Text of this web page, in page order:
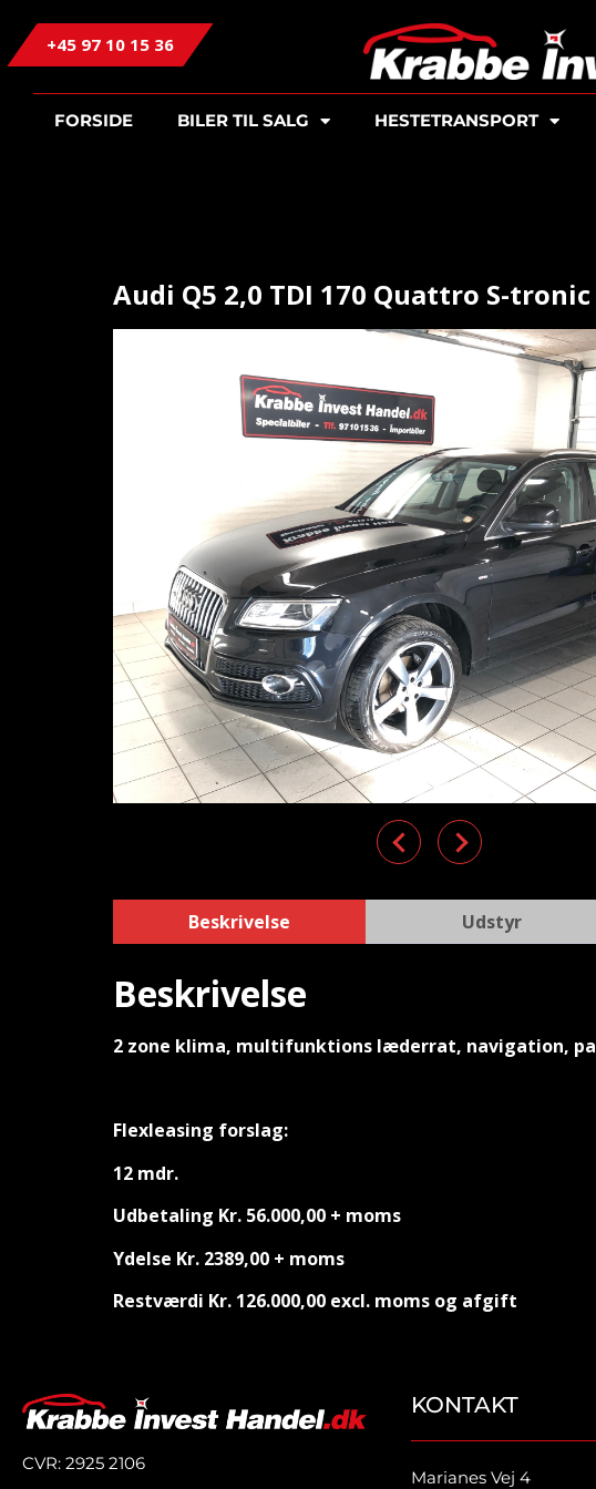
+45 97 10 15 36
FORSIDE BILER TIL SALG HESTETRANSPORT
Audi Q5 2,0 TDI 170 Quattro S-tronic
Previous
Next
Beskrivelse Udstyr
Beskrivelse
2 zone klima, multifunktions læderrat, navigation,
Flexleasing forslag:
12 mdr.
Udbetaling Kr. 56.000,00 + moms
Ydelse Kr. 2389,00 + moms
Restværdi Kr. 126.000,00 excl. moms og afgift
CVR: 2925 2106
KONTAKT
Marianes Vej 4